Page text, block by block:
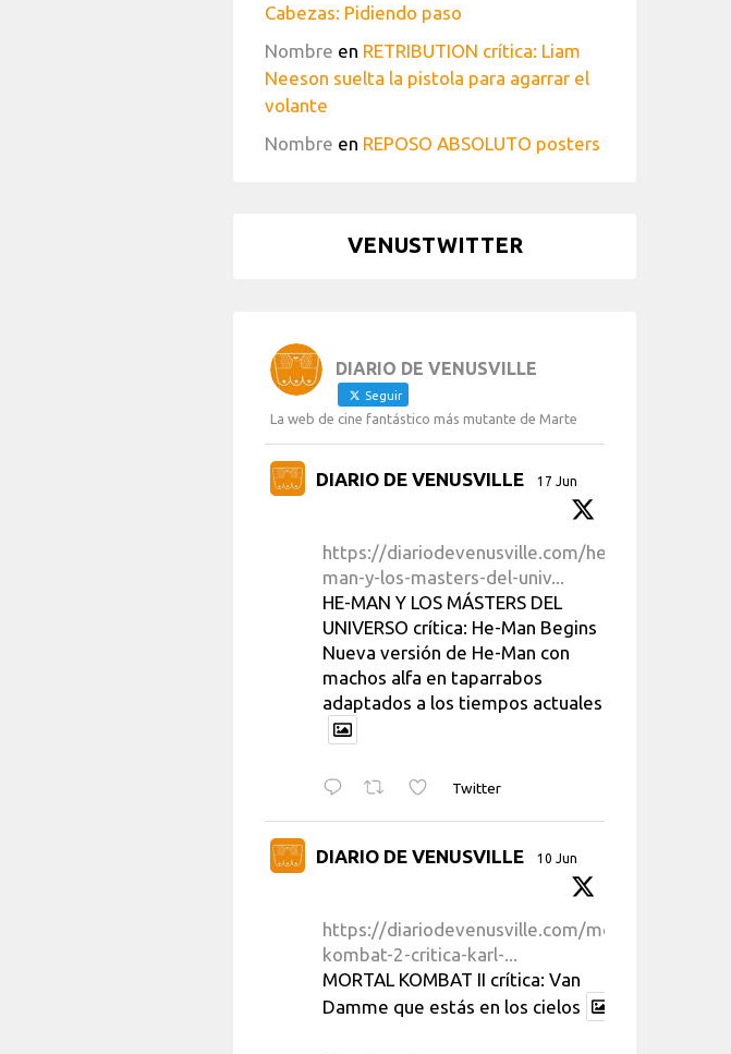
Cabezas: Pidiendo paso
Nombre en RETRIBUTION crítica: Liam
Neeson suelta la pistola para agarrar el
volante
Nombre en REPOSO ABSOLUTO posters
VENUSTWITTER
DIARIO DE VENUSVILLE
Seguir
La web de cine fantástico más mutante de Marte
DIARIO DE VENUSVILLE 17 Jun
https://diariodevenusville.com/he-
man-y-los-masters-del-univ...
HE-MAN Y LOS MÁSTERS DEL
UNIVERSO crítica: He-Man Begins
Nueva versión de He-Man con
machos alfa en taparrabos
adaptados a los tiempos actuales
Twitter
DIARIO DE VENUSVILLE 10 Jun
https://diariodevenusville.com/mortal-
kombat-2-critica-karl-...
MORTAL KOMBAT II crítica: Van
Damme que estás en los cielos